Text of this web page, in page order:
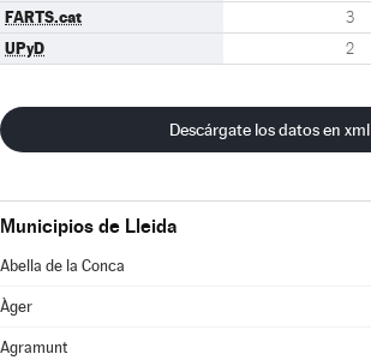
FARTS.cat 3
UPyD 2
Descárgate los datos en xml
Municipios de Lleida
Abella de la Conca
Àger
Agramunt